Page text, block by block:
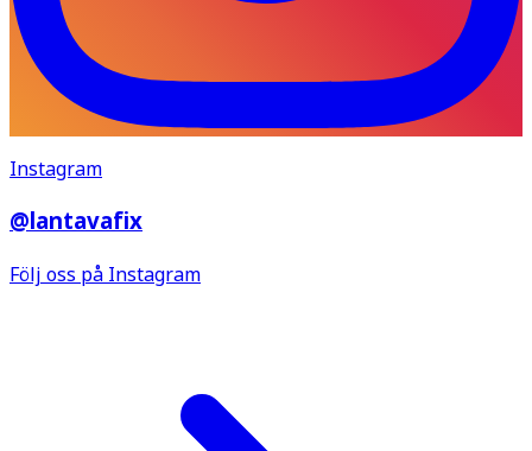
Instagram
@lantavafix
Följ oss på Instagram